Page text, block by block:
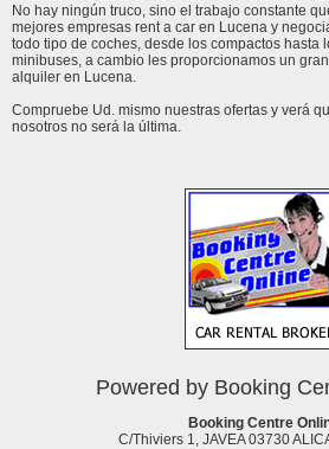
No hay ningún truco, sino el trabajo constante
mejores empresas rent a car en Lucena y
todo tipo de coches, desde los compactos hasta
minibuses, a cambio les proporcionamos un
alquiler en Lucena.
Compruebe Ud. mismo nuestras ofertas y verá
nosotros no será la última.
Powered by Booking
Booking Centre
C/Thiviers 1, JAVEA 03730